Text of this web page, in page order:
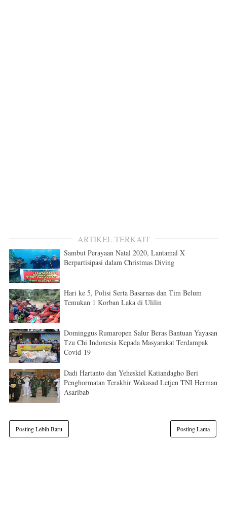
ARTIKEL TERKAIT
Sambut Perayaan Natal 2020, Lantamal X
Berpartisipasi dalam Christmas Diving
Hari ke 5, Polisi Serta Basarnas dan Tim Belum
Temukan 1 Korban Laka di Ulilin
Dominggus Rumaropen Salur Beras Bantuan Yayasan
Tzu Chi Indonesia Kepada Masyarakat Terdampak
Covid-19
Dadi Hartanto dan Yeheskiel Katiandagho Beri
Penghormatan Terakhir Wakasad Letjen TNI Herman
Asaribab
Posting Lebih Baru Posting Lama